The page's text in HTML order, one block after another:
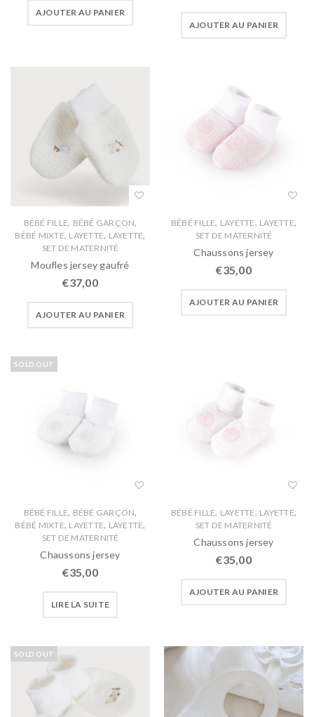
AJOUTER AU PANIER
AJOUTER AU PANIER
BÉBÉ FILLE, BÉBÉ GARÇON,
BÉBÉ MIXTE, LAYETTE, LAYETTE,
SET DE MATERNITÉ
Moufles jersey gaufré
€37,00
AJOUTER AU PANIER
BÉBÉ FILLE, LAYETTE, LAYETTE,
SET DE MATERNITÉ
Chaussons jersey
€35,00
AJOUTER AU PANIER
SOLD OUT
BÉBÉ FILLE, BÉBÉ GARÇON,
BÉBÉ MIXTE, LAYETTE, LAYETTE,
SET DE MATERNITÉ
Chaussons jersey
€35,00
LIRE LA SUITE
BÉBÉ FILLE, LAYETTE, LAYETTE,
SET DE MATERNITÉ
Chaussons jersey
€35,00
AJOUTER AU PANIER
SOLD OUT